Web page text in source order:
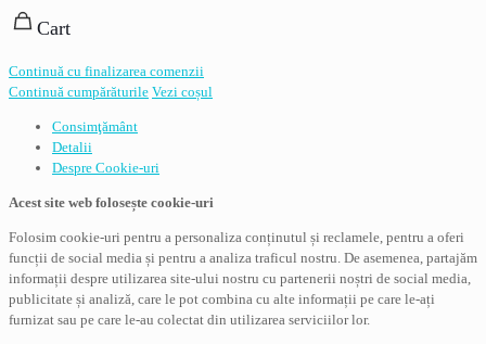
Cart
Continuă cu finalizarea comenzii
Continuă cumpărăturile Vezi coșul
Consimţământ
Detalii
Despre Cookie-uri
Acest site web folosește cookie-uri
Folosim cookie-uri pentru a personaliza conținutul și reclamele, pentru a oferi
funcții de social media și pentru a analiza traficul nostru. De asemenea, partajăm
informații despre utilizarea site-ului nostru cu partenerii noștri de social media,
publicitate și analiză, care le pot combina cu alte informații pe care le-ați
furnizat sau pe care le-au colectat din utilizarea serviciilor lor.